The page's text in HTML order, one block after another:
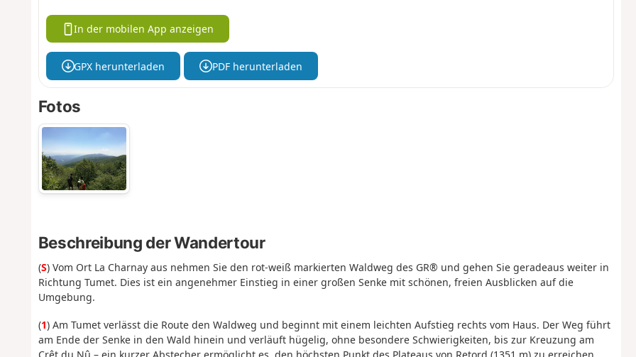
In der mobilen App anzeigen
GPX herunterladen PDF herunterladen
Fotos
Beschreibung der Wandertour
(S) Vom Ort La Charnay aus nehmen Sie den rot-weiß markierten Waldweg des GR® und gehen Sie geradeaus weiter in
Richtung Tumet. Dies ist ein angenehmer Einstieg in einer großen Senke mit schönen, freien Ausblicken auf die
Umgebung.
(1) Am Tumet verlässt die Route den Waldweg und beginnt mit einem leichten Aufstieg rechts vom Haus. Der Weg führt
am Ende der Senke in den Wald hinein und verläuft hügelig, ohne besondere Schwierigkeiten, bis zur Kreuzung am